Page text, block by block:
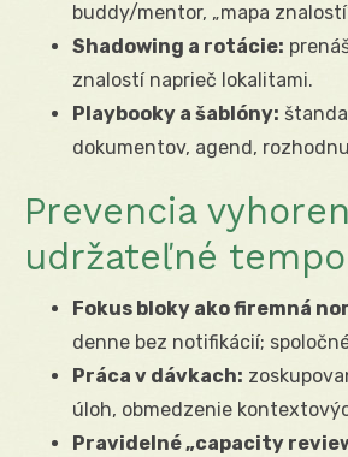
buddy/mentor, „mapa
Shadowing a rotácie:
znalostí naprieč lokalitami.
Playbooky a šablóny:
dokumentov, agend,
Prevencia
udržateľné tempo
Fokus bloky ako firemná
denne bez notifikácií;
Práca v dávkach:
úloh, obmedzenie
Pravidelné „capacity